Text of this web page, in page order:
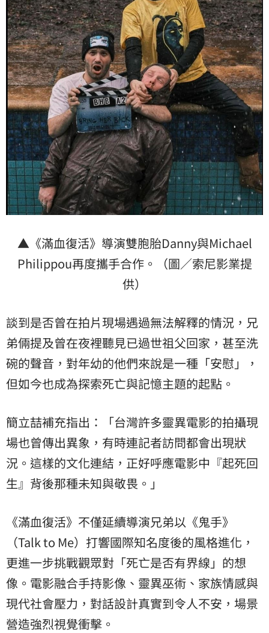
▲《滿血復活》導演雙胞胎Danny與Michael
Philippou再度攜手合作。（圖／索尼影業提
供）
談到是否曾在拍片現場遇過無法解釋的情況，兄
弟倆提及曾在夜裡聽見已過世祖父回家，甚至洗
碗的聲音，對年幼的他們來說是一種「安慰」，
但如今也成為探索死亡與記憶主題的起點。
簡立喆補充指出：「台灣許多靈異電影的拍攝現
場也曾傳出異象，有時連記者訪問都會出現狀
況。這樣的文化連結，正好呼應電影中『起死回
生』背後那種未知與敬畏。」
《滿血復活》不僅延續導演兄弟以《鬼手》
（Talk to Me）打響國際知名度後的風格進化，
更進一步挑戰觀眾對「死亡是否有界線」的想
像。電影融合手持影像、靈異巫術、家族情感與
現代社會壓力，對話設計真實到令人不安，場景
營造強烈視覺衝擊。